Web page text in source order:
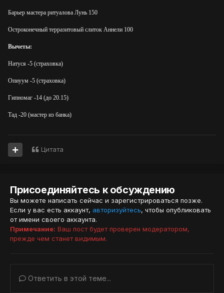
Барьер мастера ритуаловa Лунь 150
Остроконечный терразитовый слиток Аннели 100
Вычеты:
Натуся -5 (страховка)
Опиуум -5 (страховка)
Гипномаг -14 (до 20.15)
Тад -20 (мастер из банка)
Цитата
Присоединяйтесь к обсуждению
Вы можете написать сейчас и зарегистрироваться позже.
Если у вас есть аккаунт, авторизуйтесь, чтобы опубликовать
от имени своего аккаунта.
Примечание: Ваш пост будет проверен модератором,
прежде чем станет видимым.
Ответить в этой теме...